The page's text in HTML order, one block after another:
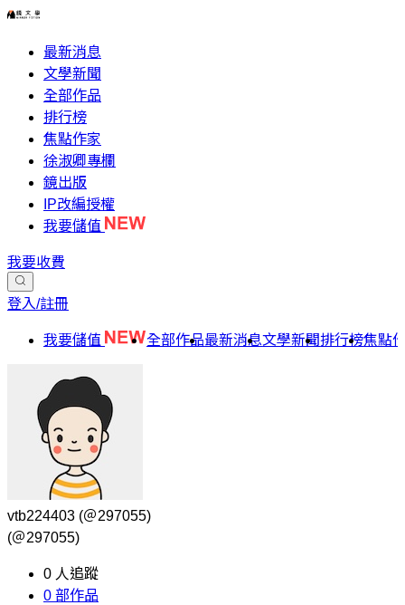
最新消息
文學新聞
全部作品
排行榜
焦點作家
徐淑卿專欄
鏡出版
IP改編授權
我要儲值
我要收費
登入/註冊
我要儲值 全部作品最新消息文學新聞排行榜焦點
vtb224403 (＠297055)
(＠297055)
0 人追蹤
0 部作品